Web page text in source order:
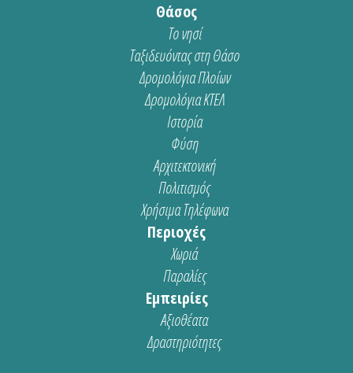
Θάσος
Το νησί
Ταξιδευόντας στη Θάσο
Δρομολόγια Πλοίων
Δρομολόγια ΚΤΕΛ
Ιστορία
Φύση
Αρχιτεκτονική
Πολιτισμός
Χρήσιμα Τηλέφωνα
Περιοχές
Χωριά
Παραλίες
Εμπειρίες
Αξιοθέατα
Δραστηριότητες